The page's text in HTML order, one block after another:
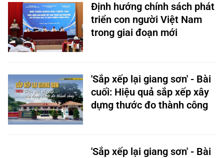
Định hướng chính sách phát
triển con người Việt Nam
trong giai đoạn mới
'Sắp xếp lại giang sơn' - Bài
cuối: Hiệu quả sắp xếp xây
dựng thước đo thành công
'Sắp xếp lại giang sơn' - Bài